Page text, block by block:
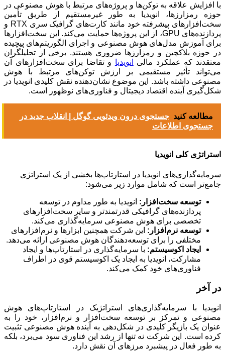
با افزایش علاقه به توکن‌ها و پروژه‌های مرتبط با هوش مصنوعی در
حوزه رمزارزها، انویدیا به طور غیرمستقیم از طریق تأمین
سخت‌افزارهای پیشرفته خود مانند کارت‌های گرافیک سری RTX و
پردازنده‌های GPU، از این پروژه‌ها حمایت می‌کند. این سخت‌افزارها
برای آموزش مدل‌های هوش مصنوعی و اجرای الگوریتم‌های پیچیده
در حوزه بلاکچین و رمزارزها ضروری هستند. برخی از تحلیلگران
معتقدند که عملکرد مالی
انویدیا و تقاضا برای سخت‌افزارهای آن
می‌تواند تأثیر مستقیمی بر ارزش توکن‌های مرتبط با هوش
مصنوعی داشته باشد. این موضوع نشان‌دهنده نقش کلیدی انویدیا در
شکل‌گیری آینده اقتصاد دیجیتال و فناوری‌های نوظهور است.
مطالعه کنید جستجوی درون ویدئویی گوگل | انقلاب جدید در
جستجوی اطلاعات
استراتژی کلی انویدیا
سرمایه‌گذاری‌های انویدیا در استارتاپ‌ها بخشی از یک استراتژی
جامع‌تر است که شامل موارد زیر می‌شود:
توسعه سخت‌افزار : انویدیا به طور مداوم در توسعه
پردازنده‌های گرافیکی قدرتمندتر و سایر سخت‌افزارهای
تخصصی برای هوش مصنوعی سرمایه‌گذاری می‌کند.
توسعه نرم‌افزار : این شرکت همچنین ابزارها و نرم‌افزارهای
مختلفی را برای توسعه‌دهندگان هوش مصنوعی ارائه می‌دهد.
ایجاد اکوسیستم: با سرمایه‌گذاری در استارتاپ‌ها و ایجاد
مشارکت، انویدیا به ایجاد یک اکوسیستم قوی در اطراف
فناوری‌های خود کمک می‌کند.
در آخر
انویدیا با سرمایه‌گذاری‌های استراتژیک در استارتاپ‌های هوش
مصنوعی و تمرکز بر توسعه سخت‌افزار و نرم‌افزار، خود را به
عنوان یک بازیگر کلیدی در شکل‌دهی به آینده هوش مصنوعی تثبیت
کرده است. این شرکت نه تنها از رشد این فناوری سود می‌برد، بلکه
به طور فعال در پیشبرد مرزهای آن نقش دارد.